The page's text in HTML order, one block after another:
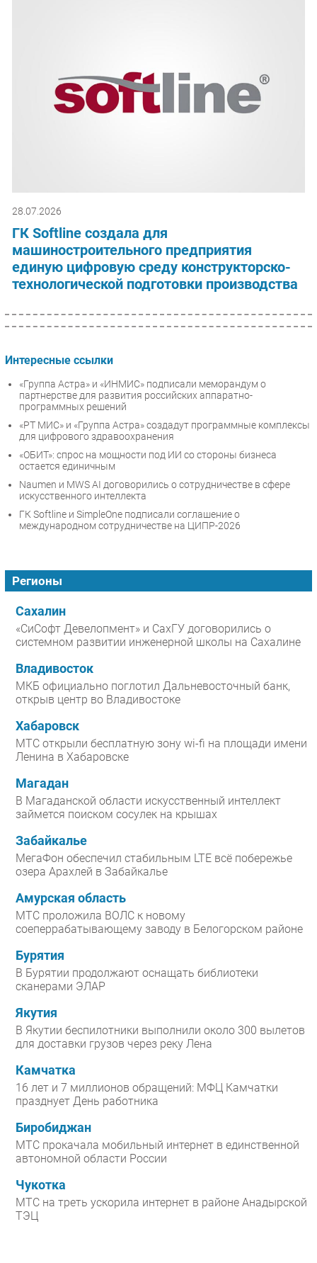
28.07.2026
ГК Softline создала для
машиностроительного предприятия
единую цифровую среду конструкторско-
технологической подготовки производства
Интересные ссылки
«Группа Астра» и «ИНМИС» подписали меморандум о
партнерстве для развития российских аппаратно-
программных решений
«РТ МИС» и «Группа Астра» создадут программные комплексы
для цифрового здравоохранения
«ОБИТ»: спрос на мощности под ИИ со стороны бизнеса
остается единичным
Naumen и MWS AI договорились о сотрудничестве в сфере
искусственного интеллекта
ГК Softline и SimpleOne подписали соглашение о
международном сотрудничестве на ЦИПР-2026
Регионы
Сахалин
«СиСофт Девелопмент» и СахГУ договорились о
системном развитии инженерной школы на Сахалине
Владивосток
МКБ официально поглотил Дальневосточный банк,
открыв центр во Владивостоке
Хабаровск
МТС открыли бесплатную зону wi-fi на площади имени
Ленина в Хабаровске
Магадан
В Магаданской области искусственный интеллект
займется поиском сосулек на крышах
Забайкалье
МегаФон обеспечил стабильным LTE всё побережье
озера Арахлей в Забайкалье
Амурская область
МТС проложила ВОЛС к новому
соеперрабатывающему заводу в Белогорском районе
Бурятия
В Бурятии продолжают оснащать библиотеки
сканерами ЭЛАР
Якутия
В Якутии беспилотники выполнили около 300 вылетов
для доставки грузов через реку Лена
Камчатка
16 лет и 7 миллионов обращений: МФЦ Камчатки
празднует День работника
Биробиджан
МТС прокачала мобильный интернет в единственной
автономной области России
Чукотка
МТС на треть ускорила интернет в районе Анадырской
ТЭЦ